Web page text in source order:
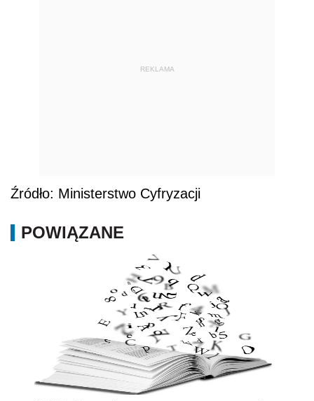
REKLAMA
Źródło: Ministerstwo Cyfryzacji
POWIĄZANE